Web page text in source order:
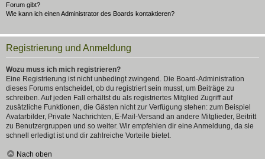
Forum gibt?
Wie kann ich einen Administrator des Boards kontaktieren?
Registrierung und Anmeldung
Wozu muss ich mich registrieren?
Eine Registrierung ist nicht unbedingt zwingend. Die Board-Administration
dieses Forums entscheidet, ob du registriert sein musst, um Beiträge zu
schreiben. Auf jeden Fall erhältst du als registriertes Mitglied Zugriff auf
zusätzliche Funktionen, die Gästen nicht zur Verfügung stehen: zum Beispiel
Avatarbilder, Private Nachrichten, E-Mail-Versand an andere Mitglieder, Beitritt
zu Benutzergruppen und so weiter. Wir empfehlen dir eine Anmeldung, da sie
schnell erledigt ist und dir zahlreiche Vorteile bietet.
Nach oben